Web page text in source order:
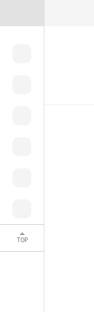
TOP